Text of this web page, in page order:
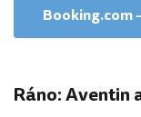
Booking.com
Ráno: Aventin